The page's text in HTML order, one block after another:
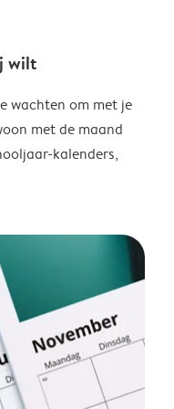
wilt
wachten om met je
met de maand
kalenders,